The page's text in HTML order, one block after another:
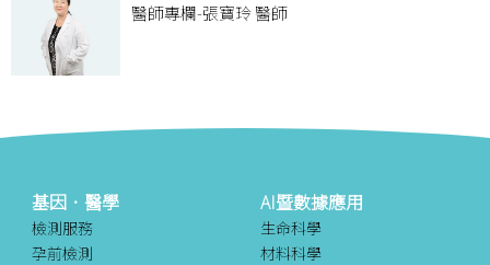
醫師專欄-張寶玲 醫師
基因．醫學
檢測服務
孕前檢測
AI暨數據應用
生命科學
材料科學